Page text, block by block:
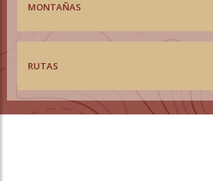
MONTAÑAS
RUTAS